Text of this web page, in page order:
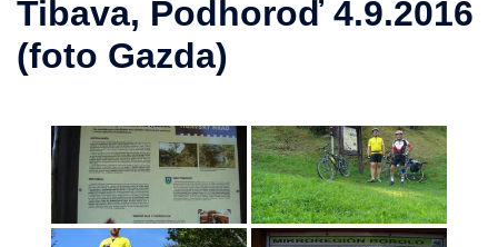
Tibava, Podhoroď 4.9.2016
(foto Gazda)